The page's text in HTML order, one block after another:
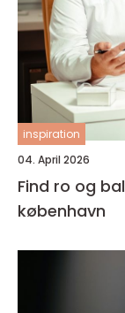
inspiration
04. April 2026
Find ro og
københavn